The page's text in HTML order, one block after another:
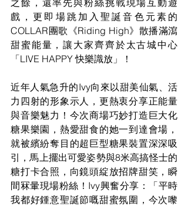
之餘，還率先與粉絲挑戰現場互動遊
戲，更即場跳加入聖誕音色元素的
COLLAR團歌《Riding High》散播滿瀉
甜蜜能量，讓大家齊齊於太古城中心
「LIVE HAPPY 快樂識放」！
近年人氣急升的Ivy向來以甜美仙氣、活
力四射的形象示人，更熱衷分享正能量
與音樂魅力！今次商場巧妙打造巨大化
糖果樂園，熱愛甜食的她一到達會場，
就被繽紛奪目的超巨型糖果裝置深深吸
引，馬上擺出可愛姿勢與8米高搞怪士的
糖打卡合照，向鏡頭綻放招牌甜笑，瞬
間冧暈現場粉絲！Ivy興奮分享：「平時
我都好鍾意聖誕節嘅甜蜜氛圍，今次嚟